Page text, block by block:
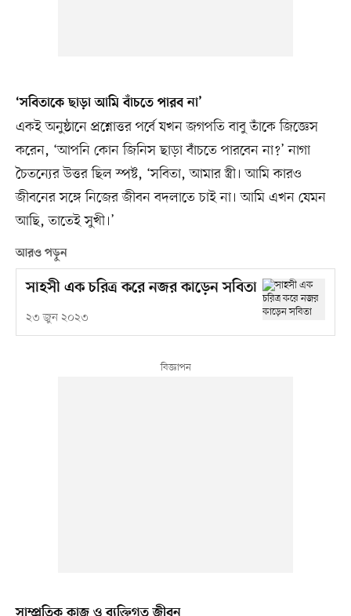
‘সবিতাকে ছাড়া আমি বাঁচতে পারব না’
একই অনুষ্ঠানে প্রশ্নোত্তর পর্বে যখন জগপতি বাবু তাঁকে জিজ্ঞেস
করেন, ‘আপনি কোন জিনিস ছাড়া বাঁচতে পারবেন না?’ নাগা
চৈতন্যের উত্তর ছিল স্পষ্ট, ‘সবিতা, আমার স্ত্রী। আমি কারও
জীবনের সঙ্গে নিজের জীবন বদলাতে চাই না। আমি এখন যেমন
আছি, তাতেই সুখী।’
আরও পড়ুন
সাহসী এক চরিত্র করে নজর কাড়েন সবিতা
২৩ জুন ২০২৩